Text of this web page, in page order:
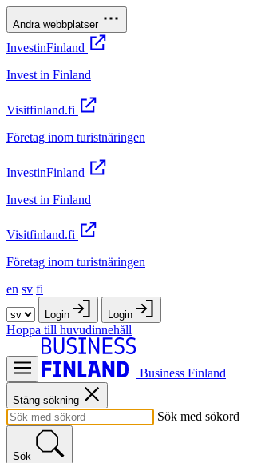
Andra webbplatser
InvestinFinland
Invest in Finland
Visitfinland.fi
Företag inom turistnäringen
InvestinFinland
Invest in Finland
Visitfinland.fi
Företag inom turistnäringen
en sv fi
Login Login
Hoppa till huvudinnehåll
Business Finland
Stäng sökning
Sök med sökord
Sök